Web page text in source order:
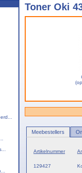
Toner Oki
Meebestellers
Artikelnummer
129427